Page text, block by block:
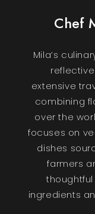
Chef
Mila’s
extensive
combining
over the
focuses on
dishes
farmers
ingredients